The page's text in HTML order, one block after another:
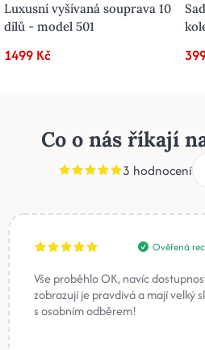
Luxusní vyšívaná souprava 10
dílů - model 501
1499 Kč
Co o nás říkají
3 hodnocení
Ověřená
Vše proběhlo OK, navíc
zobrazují je pravdivá a mají velký
s osobním odběrem!